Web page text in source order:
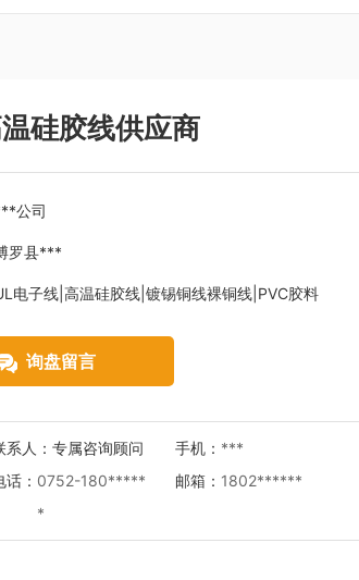
硅胶线供应商
公司
罗县***
电子线|高温硅胶线|镀锡铜线裸铜线|PVC胶料
询盘留言
系人： 专属咨询顾问 手机： ***
话： 0752-180*****
*
邮箱： 1802******